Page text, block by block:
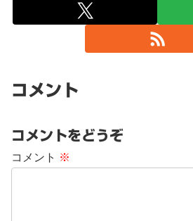
コメント
コメントをどうぞ
コメント ※